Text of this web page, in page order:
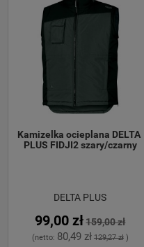
Kamizelka ocieplana DELTA
PLUS FIDJI2 szary/czarny
DELTA PLUS
99,00 zł 159,00 zł
(netto: 80,49 zł 129,27 zł)